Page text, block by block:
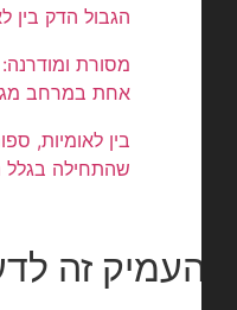
הגבול הדק בין
מסורת ומודרנה:
אחת במרחב מגוון
בין לאומיות,
שהתחילה בגלל
זה